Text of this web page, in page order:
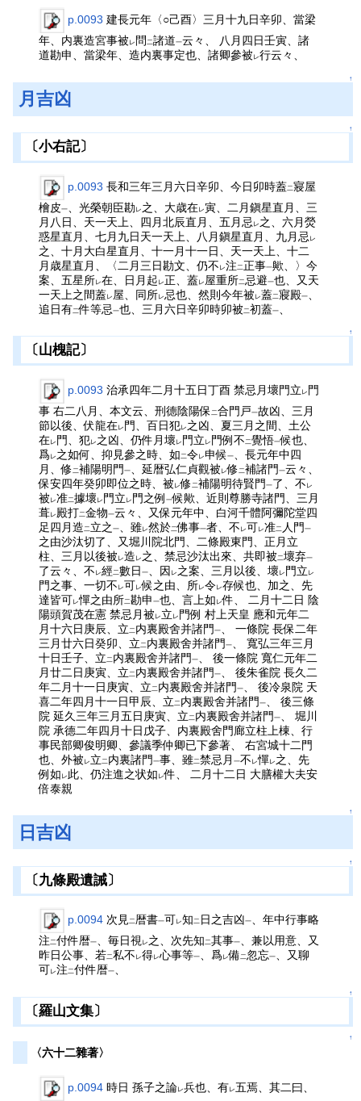
p.0093 建長元年〈○己酉〉三月十九日辛卯、當梁
年、内裏造宮事被 レ 問二諸道一云々、 八月四日壬寅、諸
道勘申、當梁年、造内裏事定也、諸卿參被 レ行云々、
↑
月吉凶
↑
〔小右記〕
p.0093 長和三年三月六日辛卯、今日卯時蓋二寢屋
檜皮一 、光榮朝臣勘 レ 之、大歳在レ 寅、二月鎭星直月、三
月八日、天一天上、四月北辰直月、五月忌 レ 之、六月熒
惑星直月、七月九日天一天上、八月鎭星直月、九月忌 レ
之、十月大白星直月、十一月十一日、天一天上、十二
月歳星直月、〈二月三日勘文、仍不 レ注二正事一歟、〉今
案、五星所レ在、日月起 レ正、蓋レ 屋重所二忌避一也、又天
一天上之間蓋レ 屋、同所レ忌也、然則今年被 レ蓋二寢殿一
追日有二件等忌一也、三月六日辛卯時卯被二初蓋一
↑
〔山槐記〕
p.0093 治承四年二月十五日丁酉 禁忌月壞門立 レ 門
事 右二八月、本文云、刑德陰陽保 二合門戸一故凶、三月
節以後、伏龍在レ 門、百日犯レ 之凶、夏三月之間、土公
在レ 門、犯レ 之凶、仍件月壞 レ 門立 レ 門例不 二覺悟一候也、
爲レ 之如何、抑見參之時、如 二令レ申候一
、長元年中四
月、修 二補陽明門一 、延暦弘仁貞觀被 レ修 二補諸門一云々、
保安四年癸卯即位之時、被 レ修 二補陽明待賢門一了、不 レ
被 レ准二據壞 レ 門立 レ 門之例一候歟、近則尊勝寺諸門、三月
葺レ 殿打二金物一云々、又保元年中、白河千體阿彌陀堂四
足四月造 二 立之一 、雖レ然於二佛事一者、不 レ可レ准二 人門一
之由沙汰切了、又堀川院北門、二條殿東門、正月立
柱、三月以後被 レ造 レ 之、禁忌沙汰出來、共即被 二壞弃一
了云々、不 レ經二數日一 、因 レ 之案、三月以後、壞 レ 門立 レ
門之事、一切不 レ可レ候之由、所レ令レ存候也、加之、先
達皆可レ憚之由所二勘申一也、言上如 レ件、 二月十二日 陰
陽頭賀茂在憲 禁忌月被 レ 立 レ 門例 村上天皇 應和元年二
月十六日庚辰、立 二 内裏殿舍并諸門一
、 一條院 長保二年
三月廿六日癸卯、立 二 内裏殿舍并諸門一
、 寬弘三年三月
十日壬子、立 二 内裏殿舍并諸門一
、 後一條院 寬仁元年二
月廿二日庚寅、立 二 内裏殿舍并諸門一
、 後朱雀院 長久二
年二月十一日庚寅、立 二 内裏殿舍并諸門一
、 後冷泉院 天
喜二年四月十一日甲辰、立 二 内裏殿舍并諸門一
、 後三條
院 延久三年三月五日庚寅、立 二 内裏殿舍并諸門一
、 堀川
院 承德二年四月十日戊子、内裏殿舍門廊立柱上棟、行
事民部卿俊明卿、參議季仲卿已下參著、 右宮城十二門
也、外被 レ 立 二 内裏諸門一事、雖二禁忌月一不 レ憚レ 之、先
例如 レ 此、仍注進之状如 レ件、 二月十二日 大膳權大夫安
倍泰親
↑
日吉凶
↑
〔九條殿遺誡〕
p.0094 次見二暦書一可レ知二 日之吉凶一
、年中行事略
注二付件暦一、毎日視レ 之、次先知二其事一、兼以用意、又
昨日公事、若二私不 レ得レ心事等一、爲レ備二忽忘一、又聊
可レ注二付件暦一、
↑
〔羅山文集〕
↑
〈六十二雜著〉
p.0094 時日 孫子之論レ兵也、有レ五焉、其二曰、